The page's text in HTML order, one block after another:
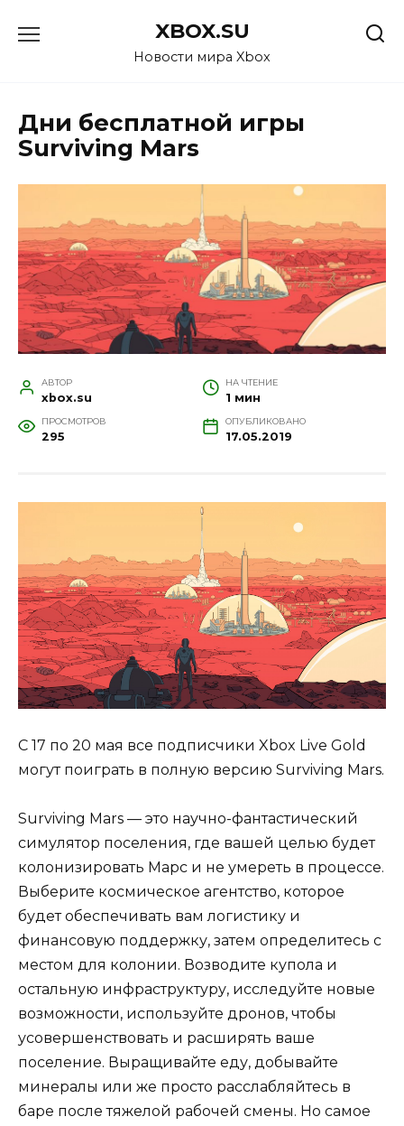
XBOX.SU
Новости мира Xbox
Дни бесплатной игры
Surviving Mars
АВТОР
xbox.su
НА ЧТЕНИЕ
1 мин
ПРОСМОТРОВ
295
ОПУБЛИКОВАНО
17.05.2019
С 17 по 20 мая все подписчики Xbox Live Gold
могут поиграть в полную версию Surviving Mars.
Surviving Mars — это научно-фантастический
симулятор поселения, где вашей целью будет
колонизировать Марс и не умереть в процессе.
Выберите космическое агентство, которое
будет обеспечивать вам логистику и
финансовую поддержку, затем определитесь с
местом для колонии. Возводите купола и
остальную инфраструктуру, исследуйте новые
возможности, используйте дронов, чтобы
усовершенствовать и расширять ваше
поселение. Выращивайте еду, добывайте
минералы или же просто расслабляйтесь в
баре после тяжелой рабочей смены. Но самое